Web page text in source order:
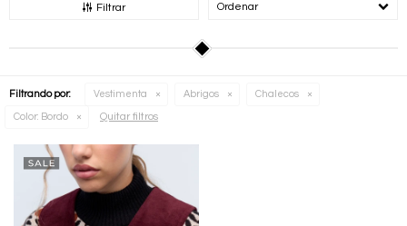
Filtrar Recomendados
Filtrando por: Vestimenta Abrigos Chalecos
Color: Bordo Quitar filtros